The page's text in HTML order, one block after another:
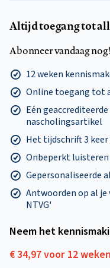
Altijd toegang tot
Abonneer vandaag nog!
12 weken
Online toegang tot
Eén
nascholingsartikel
Het tijdschrift 3 keer
Onbeperkt luisteren
Gepersonaliseerde
Antwoorden op al je
NTVG'
Neem het
€ 34,97 voor 12